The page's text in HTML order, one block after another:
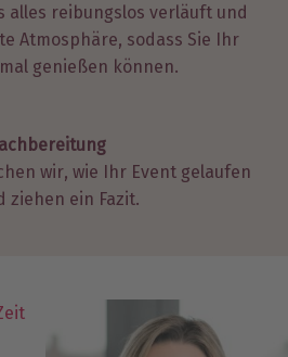
alles reibungslos verläuft und
Atmosphäre, sodass Sie Ihr
genießen können.
wir, wie Ihr Event gelaufen
ziehen ein Fazit.